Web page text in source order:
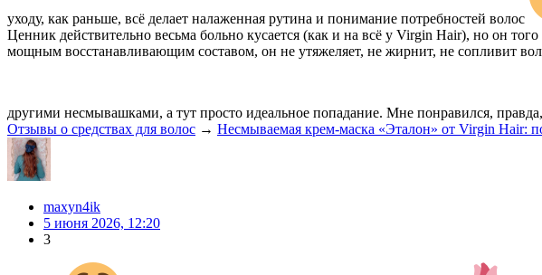
уходу, как раньше, всё делает налаженная рутина и понимание потребностей волос
Ценник действительно весьма больно кусается (как и на всё у Virgin Hair), но он
мощным восстанавливающим составом, он не утяжеляет, не жирнит, не сопливит
другими несмывашками, а тут просто идеальное попадание. Мне понравился,
Отзывы о средствах для волос → Несмываемая крем‑маска «Эталон» от Virgin Hair:
maxyn4ik
5 июня 2026, 12:20
3